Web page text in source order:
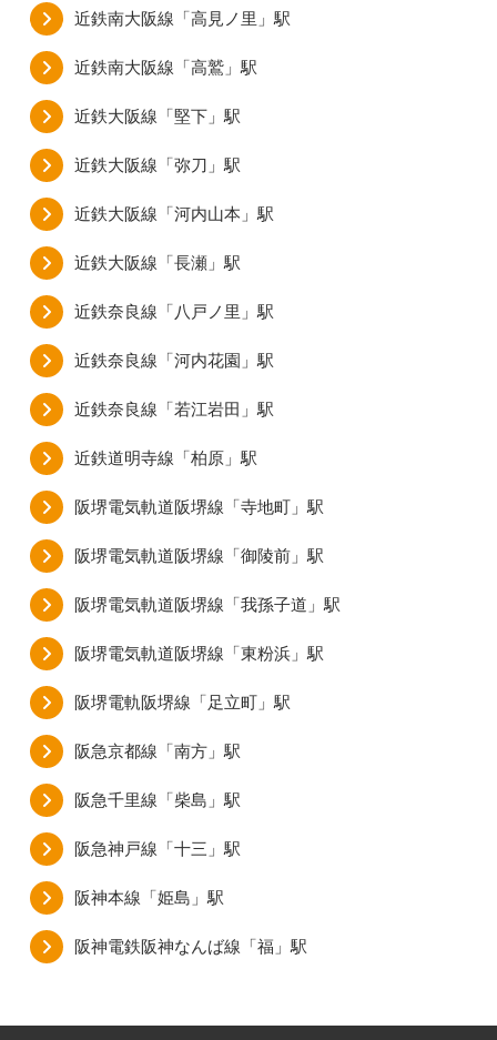
近鉄南大阪線「高見ノ里」駅
近鉄南大阪線「高鷲」駅
近鉄大阪線「堅下」駅
近鉄大阪線「弥刀」駅
近鉄大阪線「河内山本」駅
近鉄大阪線「長瀬」駅
近鉄奈良線「八戸ノ里」駅
近鉄奈良線「河内花園」駅
近鉄奈良線「若江岩田」駅
近鉄道明寺線「柏原」駅
阪堺電気軌道阪堺線「寺地町」駅
阪堺電気軌道阪堺線「御陵前」駅
阪堺電気軌道阪堺線「我孫子道」駅
阪堺電気軌道阪堺線「東粉浜」駅
阪堺電軌阪堺線「足立町」駅
阪急京都線「南方」駅
阪急千里線「柴島」駅
阪急神戸線「十三」駅
阪神本線「姫島」駅
阪神電鉄阪神なんば線「福」駅